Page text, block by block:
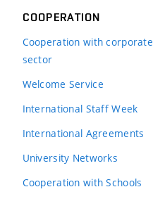
COOPERATION
Cooperation with corporate
sector
Welcome Service
International Staff Week
International Agreements
University Networks
Cooperation with Schools